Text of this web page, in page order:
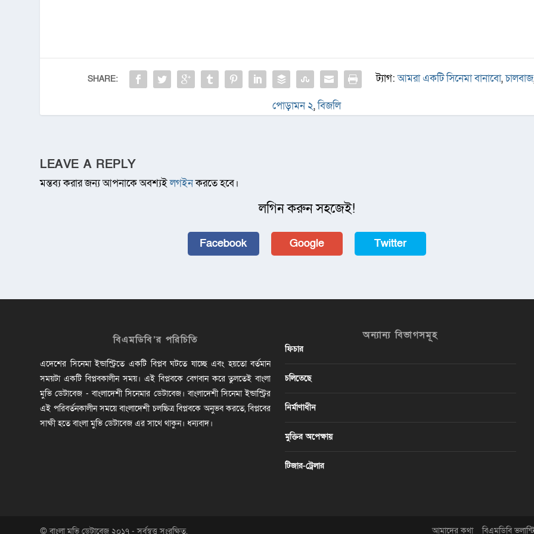
SHARE: ট্যাগ:আমরা একটি সিনেমা বানাবো,চালবাজ
পোড়ামন ২,বিজলি
LEAVE A REPLY
মন্তব্য করার জন্য আপনাকে অবশ্যইলগইনকরতে হবে।
লগিন করুন সহজেই!
Facebook Google Twitter
বিএমডিবি’র পরিচিতি
এদেশের সিনেমা ইন্ডাস্ট্রিতে একটি বিপ্লব ঘটতে যাচ্ছে এবং হয়তো বর্তমান
সময়টা একটি বিপ্লবকালীন সময়। এই বিপ্লবকে বেগবান করে তুলতেই বাংলা
মুভি ডেটাবেজ - বাংলাদেশী সিনেমার ডেটাবেজ। বাংলাদেশী সিনেমা ইন্ডাস্ট্রির
এই পরিবর্তনকালীন সময়ে বাংলাদেশী চলচ্চিত্র বিপ্লবকে অনুভব করতে, বিপ্লবের
সাক্ষী হতে বাংলা মুভি ডেটাবেজ এর সাথে থাকুন। ধন্যবাদ।
অন্যান্য বিভাগসমূহ
ফিচার
চলিতেছে
নির্মাণাধীন
মুক্তির অপেক্ষায়
টিজার-ট্রেলার
© বাংলা মুভি ডেটাবেজ ২০১৭ - সর্বস্বত্ত্ব সংরক্ষিত. আমাদের কথা বিএমডিবি